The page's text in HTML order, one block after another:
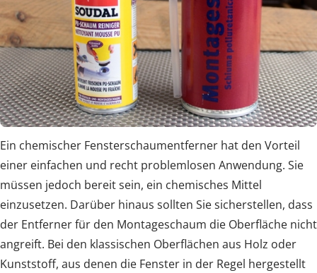
Ein chemischer Fensterschaumentferner hat den Vorteil
einer einfachen und recht problemlosen Anwendung. Sie
müssen jedoch bereit sein, ein chemisches Mittel
einzusetzen. Darüber hinaus sollten Sie sicherstellen, dass
der Entferner für den Montageschaum die Oberfläche nicht
angreift. Bei den klassischen Oberflächen aus Holz oder
Kunststoff, aus denen die Fenster in der Regel hergestellt